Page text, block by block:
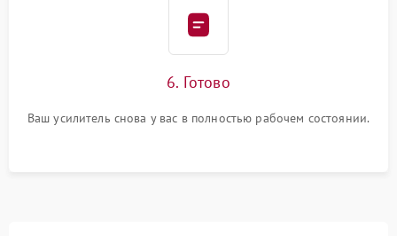
6. Готово
Ваш усилитель снова у вас в полностью рабочем состоянии.